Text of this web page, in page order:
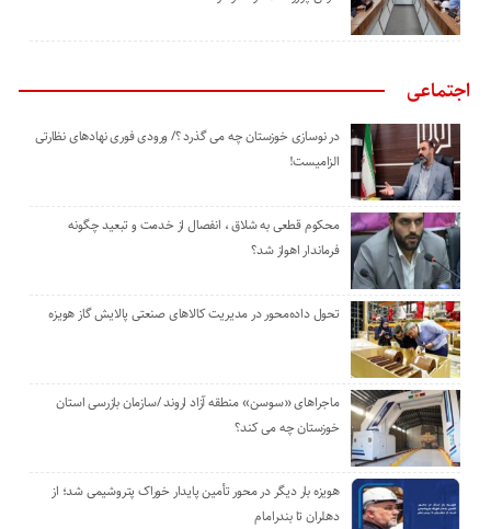
اجتماعی
در نوسازی خوزستان چه می گذرد ؟/ ورودی فوری نهادهای نظارتی
الزامیست!
محکوم قطعی به شلاق ، انفصال از خدمت و تبعید چگونه
فرماندار اهواز شد؟
تحول داده‌محور در مدیریت کالاهای صنعتی پالایش گاز هویزه
ماجراهای «سوسن» منطقه آزاد اروند /سازمان بازرسی استان
خوزستان چه می کند؟
هویزه بار دیگر در محور تأمین پایدار خوراک پتروشیمی شد؛ از
دهلران تا بندرامام